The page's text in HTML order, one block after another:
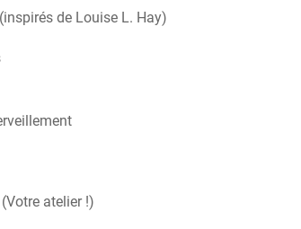
de Louise L. Hay)
atelier !)